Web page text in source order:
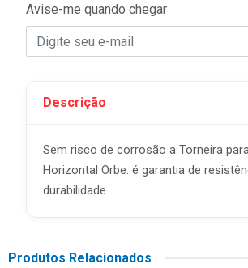
Avise-me quando chegar
Descrição
Sem risco de corrosão a Torneira
Horizontal Orbe. é garantia de
durabilidade.
Produtos Relacionados